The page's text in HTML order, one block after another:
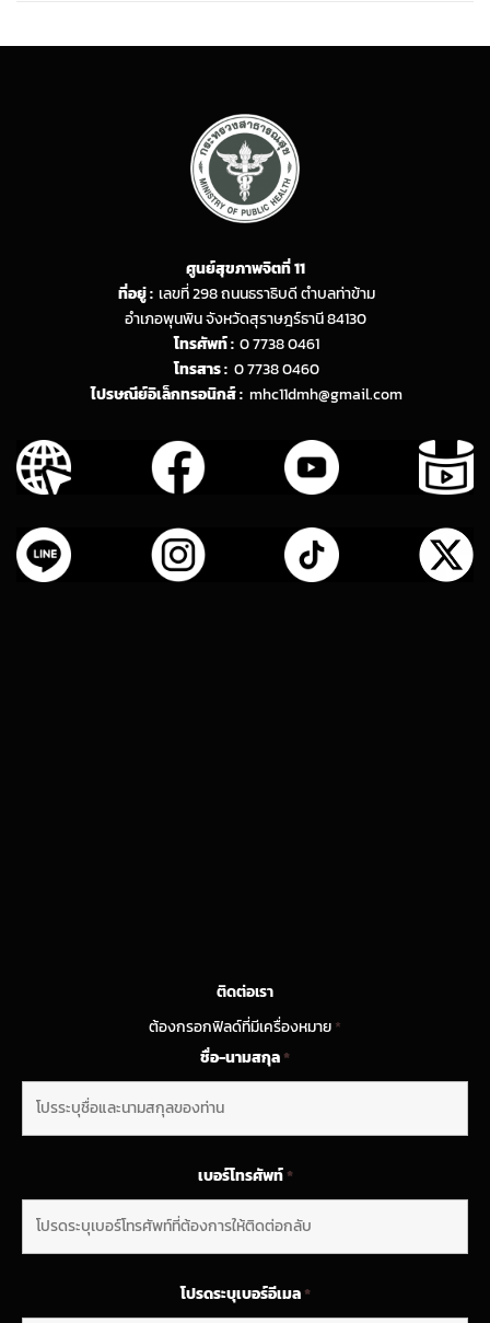
ศูนย์สุขภาพจิตที่ 11
ที่อยู่ : เลขที่ 298 ถนนธราธิบดี ตำบลท่าข้าม
อำเภอพุนพิน จังหวัดสุราษฎร์ธานี 84130
โทรศัพท์ : 0 7738 0461
โทรสาร : 0 7738 0460
ไปรษณีย์อิเล็กทรอนิกส์ : mhc11dmh@gmail.com
ติดต่อเรา
ต้องกรอกฟิลด์ที่มีเครื่องหมาย*
ชื่อ-นามสกุล*
เบอร์โทรศัพท์*
โปรดระบุเบอร์อีเมล*